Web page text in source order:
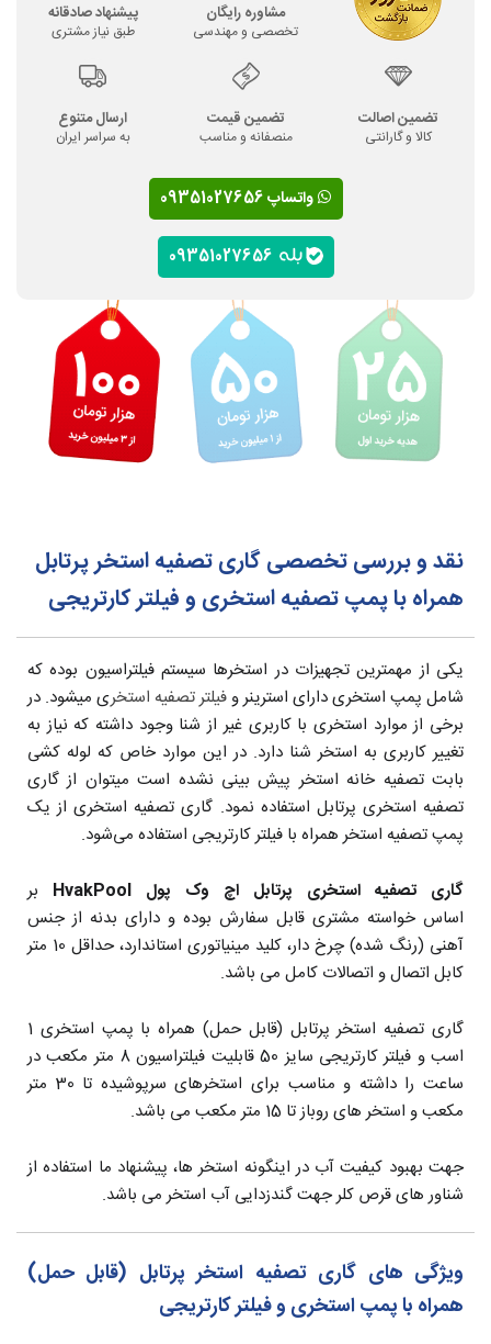
مشاوره رایگان
تخصصی و مهندسی
پیشنهاد صادقانه
طبق نیاز مشتری
تضمین اصالت
کالا و گارانتی
تضمین قیمت
منصفانه و مناسب
ارسال متنوع
به سراسر ایران
واتساپ 09351027656
نقد و بررسی تخصصی گاری تصفیه استخر پرتابل
همراه با پمپ تصفیه استخری و فیلتر کارتریجی
یکی از مهمترین تجهیزات در استخرها سیستم فیلتراسیون بوده که
شامل پمپ استخری دارای استرینر و فیلتر تصفیه استخری میشود. در
برخی از موارد استخری با کاربری غیر از شنا وجود داشته که نیاز به
تغییر کاربری به استخر شنا دارد. در این موارد خاص که لوله کشی
بابت تصفیه خانه استخر پیش بینی نشده است میتوان از گاری
تصفیه استخری پرتابل استفاده نمود. گاری تصفیه استخری از یک
پمپ تصفیه استخر همراه با فیلتر کارتریجی استفاده می‌شود.
گاری تصفیه استخری پرتابل اچ وک پول HvakPool
بر
اساس خواسته مشتری قابل سفارش بوده و دارای بدنه از جنس
آهنی (رنگ شده) چرخ دار، کلید مینیاتوری استاندارد، حداقل 10 متر
کابل اتصال و اتصالات کامل می باشد.
گاری تصفیه استخر پرتابل (قابل حمل) همراه با پمپ استخری 1
اسب و فیلتر کارتریجی سایز 50 قابلیت فیلتراسیون 8 متر مکعب در
ساعت را داشته و مناسب برای استخرهای سرپوشیده تا 30 متر
مکعب و استخر های روباز تا 15 متر مکعب می باشد.
جهت بهبود کیفیت آب در اینگونه استخر ها، پیشنهاد ما استفاده از
شناور های قرص کلر جهت گندزدایی آب استخر می باشد.
ویژگی های گاری تصفیه استخر پرتابل (قابل حمل)
همراه با پمپ استخری و فیلتر کارتریجی